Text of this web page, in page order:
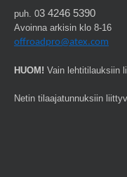
puh. 03 4246 5390
Avoinna arkisin klo 8-16
offroadpro@atex.com
HUOM! Vain lehtitilauksiin
Netin tilaajatunnuksiin